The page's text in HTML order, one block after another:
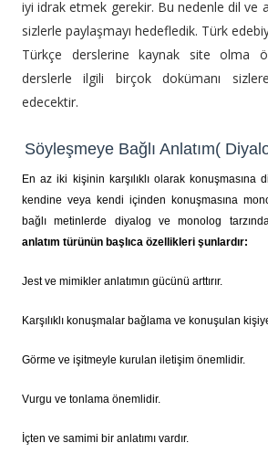
iyi idrak etmek gerekir. Bu nedenle dil ve
sizlerle paylaşmayı hedefledik. Türk
Türkçe derslerine kaynak site olma
derslerle ilgili birçok dokümanı
edecektir.
Söyleşmeye Bağlı Anlatım(
En az iki kişinin karşılıklı olarak konuşmasına
kendine veya kendi içinden konuşmasına
bağlı metinlerde diyalog ve monolog
anlatım türünün başlıca özellikleri şunlardır:
Jest ve mimikler anlatımın gücünü arttırır.
Karşılıklı konuşmalar bağlama ve konuşulan
Görme ve işitmeyle kurulan iletişim önemlidir.
Vurgu ve tonlama önemlidir.
İçten ve samimi bir anlatımı vardır.